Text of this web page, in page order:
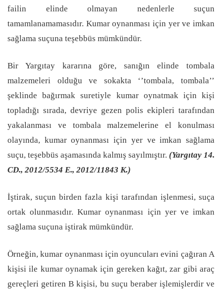
failin elinde olmayan nedenlerle suçun
tamamlanamamasıdır. Kumar oynanması için yer ve imkan
sağlama suçuna teşebbüs mümkündür.
Bir Yargıtay kararına göre, sanığın elinde tombala
malzemeleri olduğu ve sokakta ‘’tombala, tombala’’
şeklinde bağırmak suretiyle kumar oynatmak için kişi
topladığı sırada, devriye gezen polis ekipleri tarafından
yakalanması ve tombala malzemelerine el konulması
olayında, kumar oynanması için yer ve imkan sağlama
suçu, teşebbüs aşamasında kalmış sayılmıştır. (Yargıtay 14.
CD., 2012/5534 E., 2012/11843 K.)
İştirak, suçun birden fazla kişi tarafından işlenmesi, suça
ortak olunmasıdır. Kumar oynanması için yer ve imkan
sağlama suçuna iştirak mümkündür.
Örneğin, kumar oynanması için oyuncuları evini çağıran A
kişisi ile kumar oynamak için gereken kağıt, zar gibi araç
gereçleri getiren B kişisi, bu suçu beraber işlemişlerdir ve